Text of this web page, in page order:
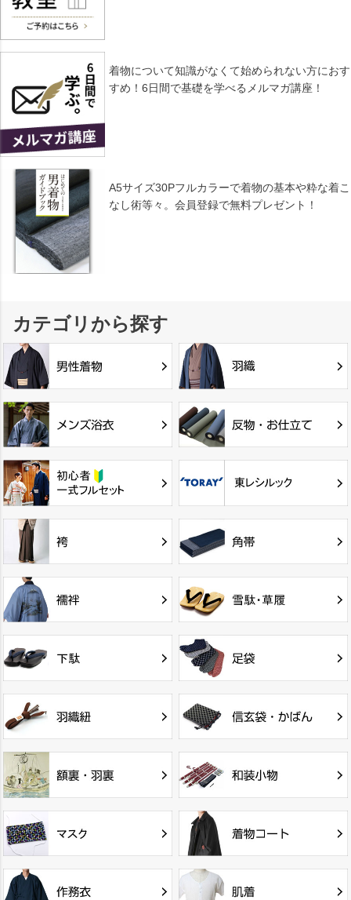
着物について知識がなくて始められない方におす
すめ！6日間で基礎を学べるメルマガ講座！
A5サイズ30Pフルカラーで着物の基本や粋な着こ
なし術等々。会員登録で無料プレゼント！
カテゴリから探す